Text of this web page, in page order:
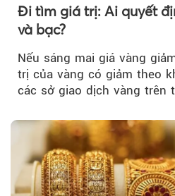
Đi tìm giá trị: Ai quyết
và bạc?
Nếu sáng mai giá vàng
trị của vàng có giảm theo
các sở giao dịch vàng trên